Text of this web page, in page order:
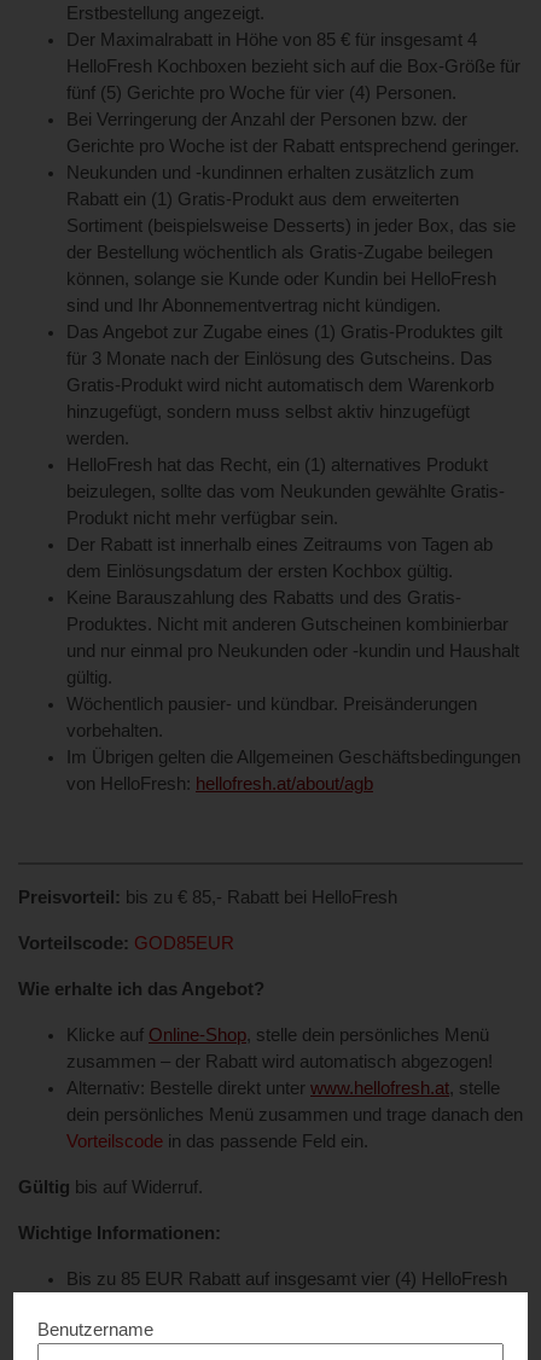
Erstbestellung angezeigt.
Der Maximalrabatt in Höhe von 85 € für insgesamt 4
HelloFresh Kochboxen bezieht sich auf die Box-Größe für
fünf (5) Gerichte pro Woche für vier (4) Personen.
Bei Verringerung der Anzahl der Personen bzw. der
Gerichte pro Woche ist der Rabatt entsprechend geringer.
Neukunden und -kundinnen erhalten zusätzlich zum
Rabatt ein (1) Gratis-Produkt aus dem erweiterten
Sortiment (beispielsweise Desserts) in jeder Box, das sie
der Bestellung wöchentlich als Gratis-Zugabe beilegen
können, solange sie Kunde oder Kundin bei HelloFresh
sind und Ihr Abonnementvertrag nicht kündigen.
Das Angebot zur Zugabe eines (1) Gratis-Produktes gilt
für 3 Monate nach der Einlösung des Gutscheins. Das
Gratis-Produkt wird nicht automatisch dem Warenkorb
hinzugefügt, sondern muss selbst aktiv hinzugefügt
werden.
HelloFresh hat das Recht, ein (1) alternatives Produkt
beizulegen, sollte das vom Neukunden gewählte Gratis-
Produkt nicht mehr verfügbar sein.
Der Rabatt ist innerhalb eines Zeitraums von Tagen ab
dem Einlösungsdatum der ersten Kochbox gültig.
Keine Barauszahlung des Rabatts und des Gratis-
Produktes. Nicht mit anderen Gutscheinen kombinierbar
und nur einmal pro Neukunden oder -kundin und Haushalt
gültig.
Wöchentlich pausier- und kündbar. Preisänderungen
vorbehalten.
Im Übrigen gelten die Allgemeinen Geschäftsbedingungen
von HelloFresh: hellofresh.at/about/agb
Preisvorteil: bis zu € 85,- Rabatt bei HelloFresh
Vorteilscode: GOD85EUR
Wie erhalte ich das Angebot?
Klicke auf Online-Shop, stelle dein persönliches Menü
zusammen – der Rabatt wird automatisch abgezogen!
Alternativ: Bestelle direkt unter www.hellofresh.at, stelle
dein persönliches Menü zusammen und trage danach den
Vorteilscode in das passende Feld ein.
Gültig bis auf Widerruf.
Wichtige Informationen:
Bis zu 85 EUR Rabatt auf insgesamt vier (4) HelloFresh
Abo (inkl. gratis Versand der ersten (1.) Box; alle weiteren
Benutzername